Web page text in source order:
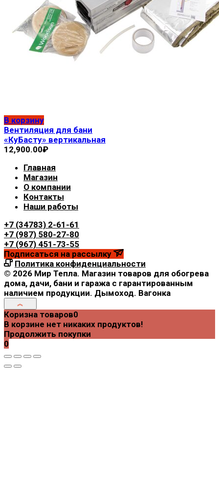
В корзину
Вентиляция для бани
«КуБасту» вертикальная
12,900.00₽
Главная
Магазин
О компании
Контакты
Наши работы
+7 (34783) 2-61-61
+7 (987) 580-27-80
+7 (967) 451-73-55
Подписаться на рассылку
Политика конфиденциальности
© 2026 Мир Тепла. Магазин товаров для обогрева
дома, дачи, бани и гаража с гарантированным
наличием продукции. Дымоход. Вагонка
Коризна товаров0
В корзине нет никаких продуктов!
Продолжить покупки
0